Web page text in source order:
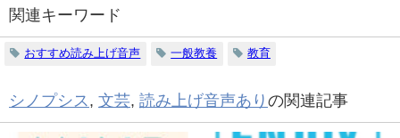
関連キーワード
おすすめ読み上げ音声 一般教養 教育
シノプシス , 文芸, 読み上げ音声あり の関連記事